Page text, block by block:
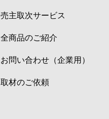
売主取次サービス
全商品のご紹介
お問い合わせ（企業用）
取材のご依頼